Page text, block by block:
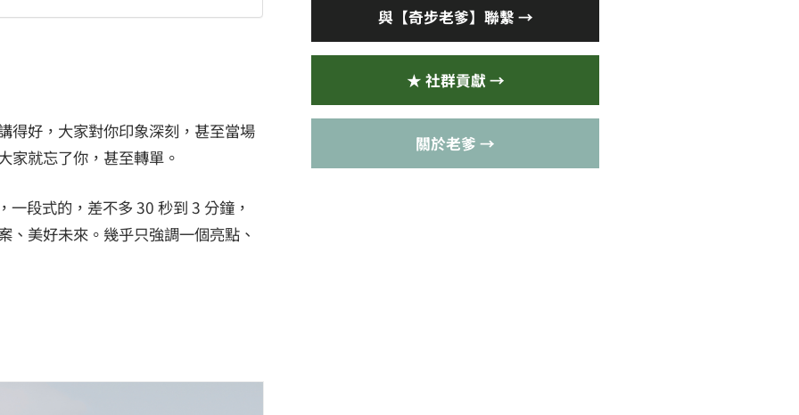
得好，大家對你印象深刻，甚至當場
家就忘了你，甚至轉單。
一段式的，差不多 30 秒到 3 分鐘，
、美好未來。幾乎只強調一個亮點、
與【奇步老爹】聯繫 →
★ 社群貢獻 →
關於老爹 →